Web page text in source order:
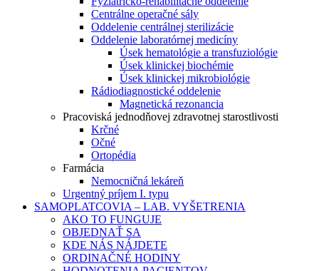
Centrálne operačné sály
Oddelenie centrálnej sterilizácie
Oddelenie laboratórnej medicíny
Úsek hematológie a transfuziológie
Úsek klinickej biochémie
Úsek klinickej mikrobiológie
Rádiodiagnostické oddelenie
Magnetická rezonancia
Pracoviská jednodňovej zdravotnej starostlivosti
Krčné
Očné
Ortopédia
Farmácia
Nemocničná lekáreň
Urgentný príjem I. typu
SAMOPLATCOVIA – LAB. VYŠETRENIA
AKO TO FUNGUJE
OBJEDNAŤ SA
KDE NÁS NÁJDETE
ORDINAČNÉ HODINY